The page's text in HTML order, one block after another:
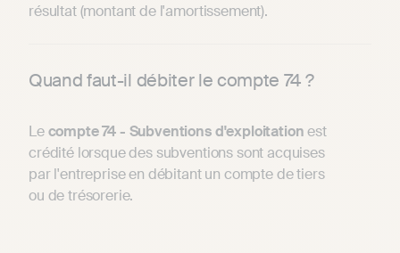
résultat (montant de l'amortissement).
Quand faut-il débiter le compte 74 ?
Lecompte 74 - Subventions d'exploitationest
crédité lorsque des subventions sont acquises
par l'entreprise en débitant un compte de tiers
ou de trésorerie.